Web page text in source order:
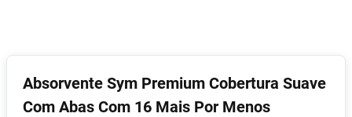
Absorvente Sym Premium Cobertura Suave
Com Abas Com 16 Mais Por Menos
Desodorante